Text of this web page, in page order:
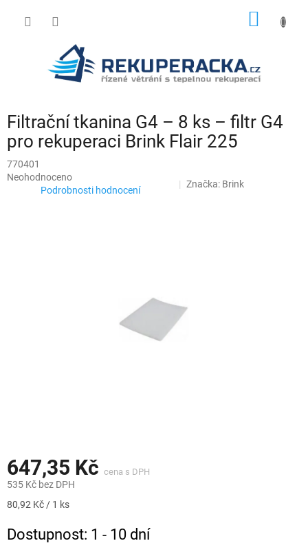
Filtrační tkanina G4 – 8 ks – filtr G4
pro rekuperaci Brink Flair 225
770401
Průměrné
hodnocení
Neohodnoceno
Podrobnosti hodnocení
Značka: Brink
647,35 Kč
535 Kč bez DPH
Měrná
80,92 Kč / 1 ks
Dostupnost: 1 - 10 dní